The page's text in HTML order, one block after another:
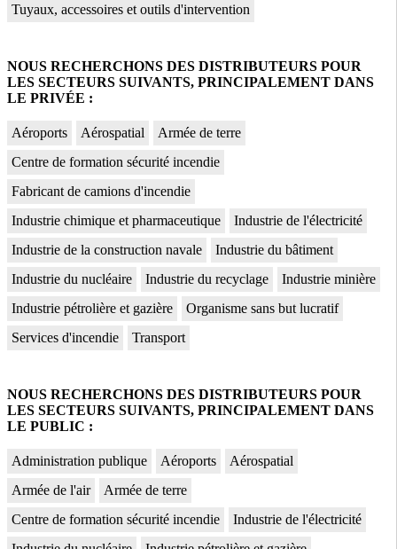
Tuyaux, accessoires et outils d'intervention
NOUS RECHERCHONS DES DISTRIBUTEURS POUR
LES SECTEURS SUIVANTS, PRINCIPALEMENT DANS
LE PRIVÉE :
Aéroports Aérospatial
Armée de terre
Centre de formation sécurité incendie
Fabricant de camions d'incendie
Industrie chimique et pharmaceutique
Industrie de l'électricité
Industrie de la construction navale
Industrie du bâtiment
Industrie du nucléaire
Industrie du recyclage
Industrie minière
Industrie pétrolière et gazière
Organisme sans but lucratif
Services d'incendie
Transport
NOUS RECHERCHONS DES DISTRIBUTEURS POUR
LES SECTEURS SUIVANTS, PRINCIPALEMENT DANS
LE PUBLIC :
Administration publique Aéroports
Aérospatial
Armée de l'air
Armée de terre
Centre de formation sécurité incendie
Industrie de l'électricité